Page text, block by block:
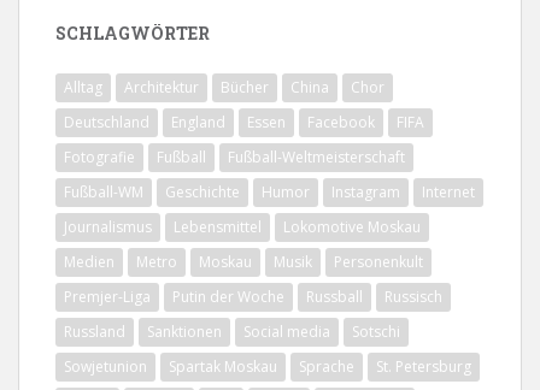
SCHLAGWÖRTER
Alltag Architektur Bücher China
Chor
Deutschland
England Essen Facebook
FIFA
Fotografie
Fußball
Fußball-Weltmeisterschaft
Fußball-WM
Geschichte Humor Instagram
Internet
Journalismus
Lebensmittel
Lokomotive Moskau
Medien
Metro Moskau Musik
Personenkult
Premjer-Liga
Putin der Woche Russball
Russisch
Russland
Sanktionen Social media
Sotschi
Sowjetunion
Spartak Moskau Sprache
St. Petersburg